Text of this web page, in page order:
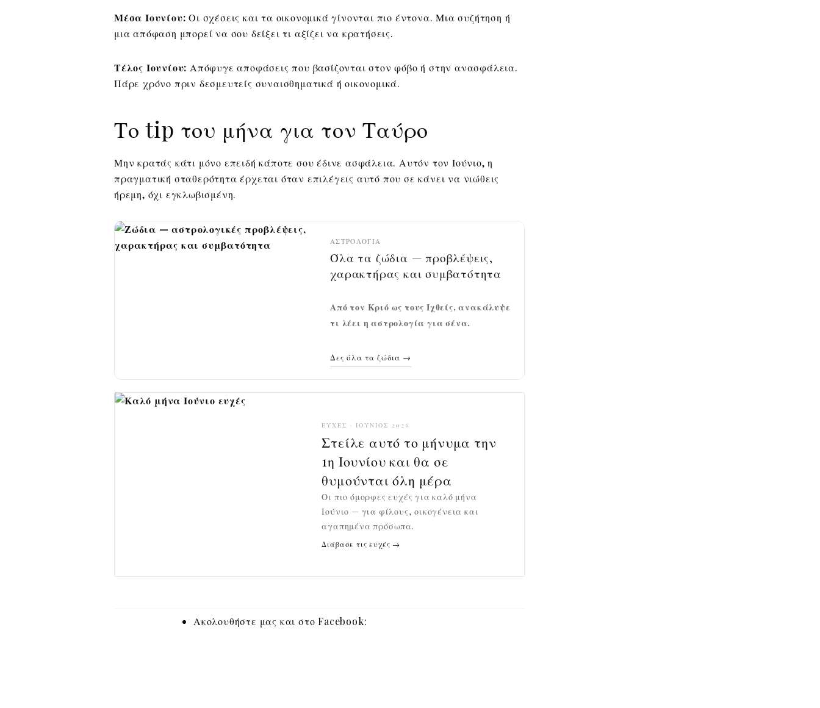
Μέσα Ιουνίου: Οι σχέσεις και τα οικονομικά γίνονται πιο έντονα. Μια συζήτηση ή
μια απόφαση μπορεί να σου δείξει τι αξίζει να κρατήσεις.
Τέλος Ιουνίου: Απόφυγε αποφάσεις που βασίζονται στον φόβο ή στην ανασφάλεια.
Πάρε χρόνο πριν δεσμευτείς συναισθηματικά ή οικονομικά.
Το tip του μήνα για τον Ταύρο
Μην κρατάς κάτι μόνο επειδή κάποτε σου έδινε ασφάλεια. Αυτόν τον Ιούνιο, η
πραγματική σταθερότητα έρχεται όταν επιλέγεις αυτό που σε κάνει να νιώθεις
ήρεμη, όχι εγκλωβισμένη.
ΑΣΤΡΟΛΟΓΊΑ
Όλα τα ζώδια — προβλέψεις,
χαρακτήρας και συμβατότητα
Από τον Κριό ως τους Ιχθείς, ανακάλυψε
τι λέει η αστρολογία για σένα.
Δες όλα τα ζώδια →
ΕΥΧΈΣ · ΙΟΎΝΙΟΣ 2026
Στείλε αυτό το μήνυμα την
1η Ιουνίου και θα σε
θυμούνται όλη μέρα
Οι πιο όμορφες ευχές για καλό μήνα
Ιούνιο — για φίλους, οικογένεια και
αγαπημένα πρόσωπα.
Διάβασε τις ευχές →
Ακολουθήστε μας και στο Facebook: